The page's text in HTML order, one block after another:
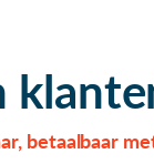
betaalbaar